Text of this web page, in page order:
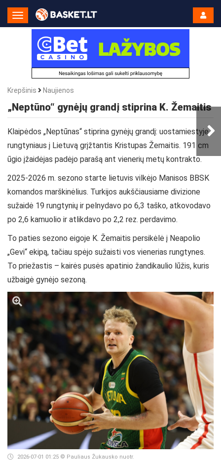
Toggle
Navigation
Krepšinis Naujienos
„Neptūno“ gynėjų grandį stiprina K. Žemaitis
Klaipėdos „Neptūnas“ stiprina gynėjų grandį: uostamiestyje
rungtyniaus į Lietuvą grįžtantis Kristupas Žemaitis. 191 cm
ūgio įžaidėjas padėjo parašą ant vienerių metų kontrakto.
2025-2026 m. sezono starte lietuvis vilkėjo Manisos BBSK
komandos marškinėlius. Turkijos aukščiausiame divizione
sužaidė 19 rungtynių ir pelnydavo po 6,3 taško, atkovodavo
po 2,6 kamuolio ir atlikdavo po 2,2 rez. perdavimo.
To paties sezono eigoje K. Žemaitis persikėlė į Neapolio
„Gevi“ ekipą, tačiau spėjo sužaisti vos vienerias rungtynes.
To priežastis – kairės pusės apatinio žandikaulio lūžis, kuris
užbaigė gynėjo sezoną.
2026-07-01 01:25 © Pauliaus Žukausko nuotr.